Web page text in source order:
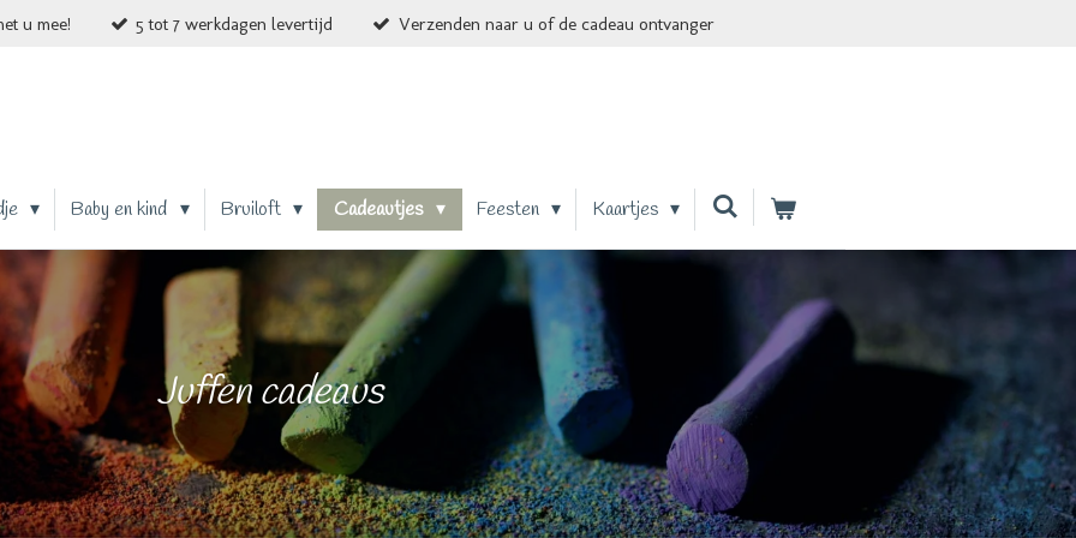
u mee! 5 tot 7 werkdagen levertijd Verzenden naar u of de cadeau ontvanger
Baby en kind Bruiloft Cadeautjes Feesten Kaartjes
Juffen cadeaus